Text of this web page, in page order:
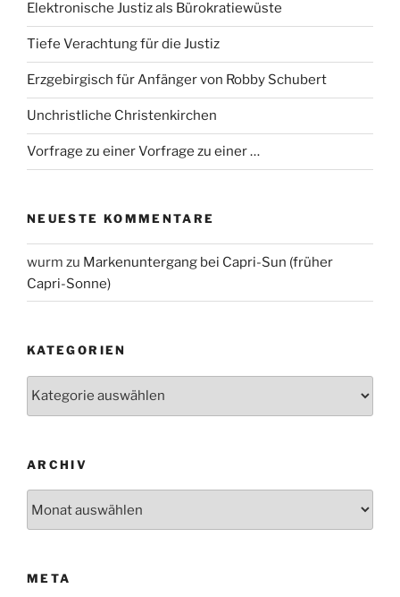
Elektronische Justiz als Bürokratiewüste
Tiefe Verachtung für die Justiz
Erzgebirgisch für Anfänger von Robby Schubert
Unchristliche Christenkirchen
Vorfrage zu einer Vorfrage zu einer …
NEUESTE KOMMENTARE
wurm zu Markenuntergang bei Capri-Sun (früher
Capri-Sonne)
KATEGORIEN
ARCHIV
META